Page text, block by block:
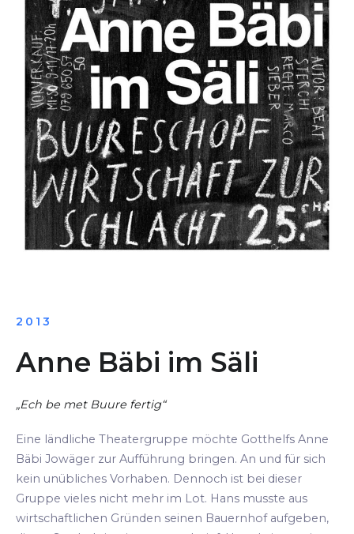
2013
Anne Bäbi im Säli
„Ech be met Buure fertig“
Eine ländliche Theatergruppe möchte Gotthelfs Anne
Bäbi Jowäger zur Aufführung bringen. An und für sich
kein unübliches Vorhaben. Dennoch ist bei dieser
Gruppe vieles nicht mehr im Lot. Hans musste aus
wirtschaftlichen Gründen seinen Bauernhof aufgeben,